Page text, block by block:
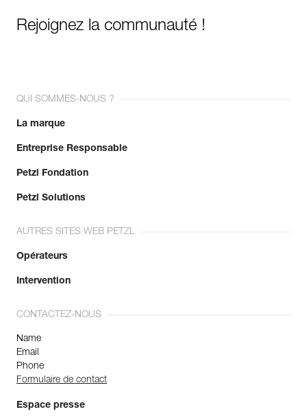
Rejoignez la communauté !
QUI SOMMES-NOUS ?
La marque
Entreprise Responsable
Petzl Fondation
Petzl Solutions
AUTRES SITES WEB PETZL
Opérateurs
Intervention
CONTACTEZ-NOUS
Name
Email
Phone
Formulaire de contact
Espace presse